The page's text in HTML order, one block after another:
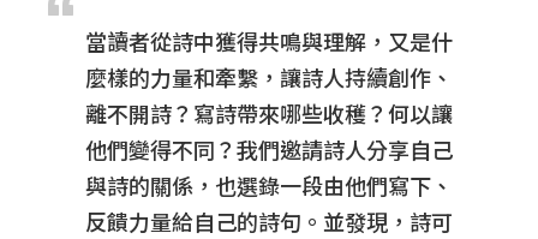
當讀者從詩中獲得共鳴與理解，又是什
麼樣的力量和牽繫，讓詩人持續創作、
離不開詩？寫詩帶來哪些收穫？何以讓
他們變得不同？我們邀請詩人分享自己
與詩的關係，也選錄一段由他們寫下、
反饋力量給自己的詩句。並發現，詩可